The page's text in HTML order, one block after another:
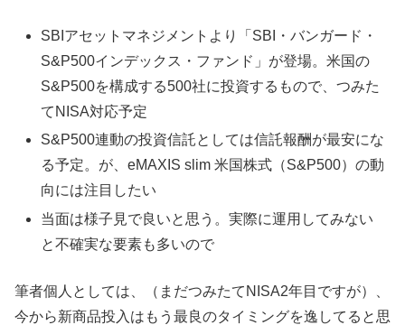
SBIアセットマネジメントより「SBI・バンガード・
S&P500インデックス・ファンド」が登場。米国の
S&P500を構成する500社に投資するもので、つみた
てNISA対応予定
S&P500連動の投資信託としては信託報酬が最安にな
る予定。が、eMAXIS slim 米国株式（S&P500）の動
向には注目したい
当面は様子見で良いと思う。実際に運用してみない
と不確実な要素も多いので
筆者個人としては、（まだつみたてNISA2年目ですが）、
今から新商品投入はもう最良のタイミングを逸してると思